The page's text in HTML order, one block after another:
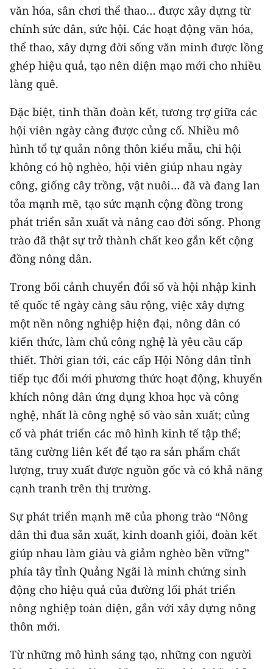
văn hóa, sân chơi thể thao… được xây dựng từ
chính sức dân, sức hội. Các hoạt động văn hóa,
thể thao, xây dựng đời sống văn minh được lồng
ghép hiệu quả, tạo nên diện mạo mới cho nhiều
làng quê.
Đặc biệt, tinh thần đoàn kết, tương trợ giữa các
hội viên ngày càng được củng cố. Nhiều mô
hình tổ tự quản nông thôn kiểu mẫu, chi hội
không có hộ nghèo, hội viên giúp nhau ngày
công, giống cây trồng, vật nuôi… đã và đang lan
tỏa mạnh mẽ, tạo sức mạnh cộng đồng trong
phát triển sản xuất và nâng cao đời sống. Phong
trào đã thật sự trở thành chất keo gắn kết cộng
đồng nông dân.
Trong bối cảnh chuyển đổi số và hội nhập kinh
tế quốc tế ngày càng sâu rộng, việc xây dựng
một nền nông nghiệp hiện đại, nông dân có
kiến thức, làm chủ công nghệ là yêu cầu cấp
thiết. Thời gian tới, các cấp Hội Nông dân tỉnh
tiếp tục đổi mới phương thức hoạt động, khuyến
khích nông dân ứng dụng khoa học và công
nghệ, nhất là công nghệ số vào sản xuất; củng
cố và phát triển các mô hình kinh tế tập thể;
tăng cường liên kết để tạo ra sản phẩm chất
lượng, truy xuất được nguồn gốc và có khả năng
cạnh tranh trên thị trường.
Sự phát triển mạnh mẽ của phong trào “Nông
dân thi đua sản xuất, kinh doanh giỏi, đoàn kết
giúp nhau làm giàu và giảm nghèo bền vững”
phía tây tỉnh Quảng Ngãi là minh chứng sinh
động cho hiệu quả của đường lối phát triển
nông nghiệp toàn diện, gắn với xây dựng nông
thôn mới.
Từ những mô hình sáng tạo, những con người